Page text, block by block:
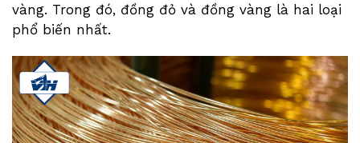
vàng. Trong đó, đồng đỏ và đồng vàng là hai loại
phổ biến nhất.